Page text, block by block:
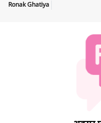
Ronak Ghatiya